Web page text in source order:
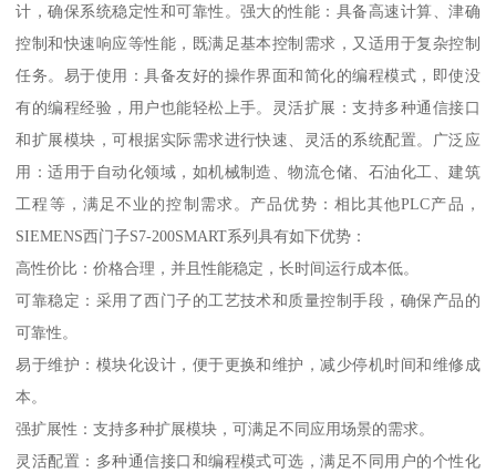
计，确保系统稳定性和可靠性。强大的性能：具备高速计算、津确
控制和快速响应等性能，既满足基本控制需求，又适用于复杂控制
任务。易于使用：具备友好的操作界面和简化的编程模式，即使没
有的编程经验，用户也能轻松上手。灵活扩展：支持多种通信接口
和扩展模块，可根据实际需求进行快速、灵活的系统配置。广泛应
用：适用于自动化领域，如机械制造、物流仓储、石油化工、建筑
工程等，满足不业的控制需求。产品优势：相比其他PLC产品，
SIEMENS西门子S7-200SMART系列具有如下优势：
高性价比：价格合理，并且性能稳定，长时间运行成本低。
可靠稳定：采用了西门子的工艺技术和质量控制手段，确保产品的
可靠性。
易于维护：模块化设计，便于更换和维护，减少停机时间和维修成
本。
强扩展性：支持多种扩展模块，可满足不同应用场景的需求。
灵活配置：多种通信接口和编程模式可选，满足不同用户的个性化